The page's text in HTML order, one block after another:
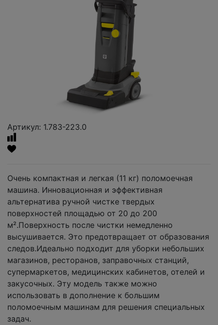
Артикул: 1.783-223.0
Очень компактная и легкая (11 кг) поломоечная
машина. Инновационная и эффективная
альтернатива ручной чистке твердых
поверхностей площадью от 20 до 200
м².Поверхность после чистки немедленно
высушивается. Это предотвращает от образования
следов.Идеально подходит для уборки небольших
магазинов, ресторанов, заправочных станций,
супермаркетов, медицинских кабинетов, отелей и
закусочных. Эту модель также можно
использовать в дополнение к большим
поломоечным машинам для решения специальных
задач.